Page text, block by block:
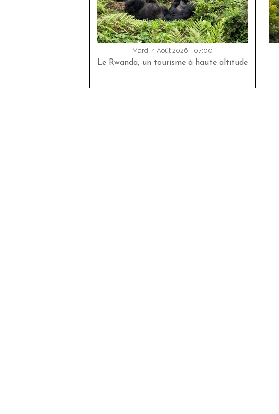
Mardi 4 Août 2026 - 07:00
Le Rwanda, un tourisme à haute altitude